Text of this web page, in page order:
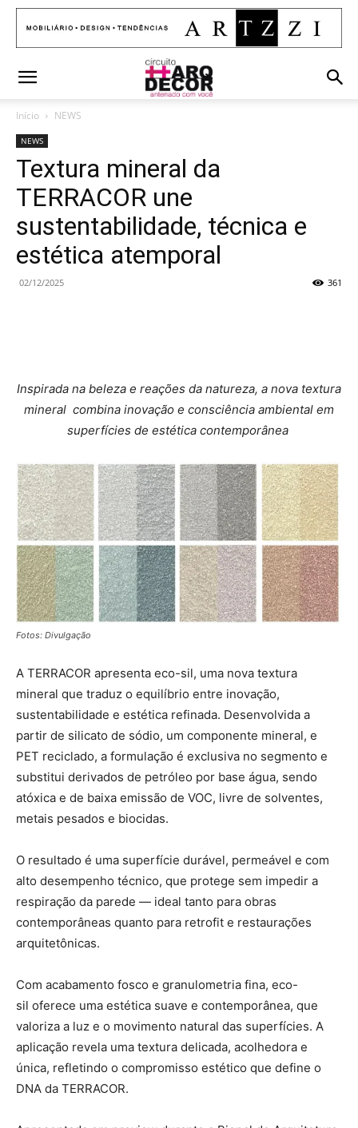
Início NEWS
NEWS
Textura mineral da
TERRACOR une
sustentabilidade, técnica e
estética atemporal
02/12/2025 361
Inspirada na beleza e reações da natureza, a nova textura
mineral combina inovação e consciência ambiental em
superfícies de estética contemporânea
Fotos: Divulgação
A TERRACOR apresenta eco-sil, uma nova textura
mineral que traduz o equilíbrio entre inovação,
sustentabilidade e estética refinada. Desenvolvida a
partir de silicato de sódio, um componente mineral, e
PET reciclado, a formulação é exclusiva no segmento e
substitui derivados de petróleo por base água, sendo
atóxica e de baixa emissão de VOC, livre de solventes,
metais pesados e biocidas.
O resultado é uma superfície durável, permeável e com
alto desempenho técnico, que protege sem impedir a
respiração da parede — ideal tanto para obras
contemporâneas quanto para retrofit e restaurações
arquitetônicas.
Com acabamento fosco e granulometria fina, eco-
sil oferece uma estética suave e contemporânea, que
valoriza a luz e o movimento natural das superfícies. A
aplicação revela uma textura delicada, acolhedora e
única, refletindo o compromisso estético que define o
DNA da TERRACOR.